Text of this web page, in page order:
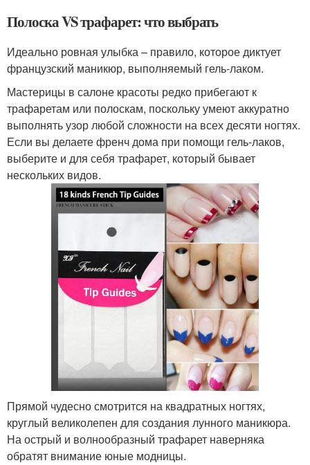
Полоска VS трафарет: что выбрать
Идеально ровная улыбка – правило, которое диктует
французский маникюр, выполняемый гель-лаком.
Мастерицы в салоне красоты редко прибегают к
трафаретам или полоскам, поскольку умеют аккуратно
выполнять узор любой сложности на всех десяти ногтях.
Если вы делаете френч дома при помощи гель-лаков,
выберите и для себя трафарет, который бывает
нескольких видов.
Прямой чудесно смотрится на квадратных ногтях,
круглый великолепен для создания лунного маникюра.
На острый и волнообразный трафарет наверняка
обратят внимание юные модницы.